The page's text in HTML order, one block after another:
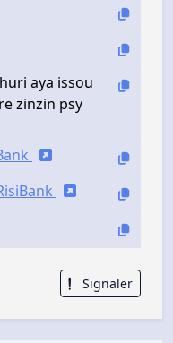
aya issou
zinzin psy
Signaler